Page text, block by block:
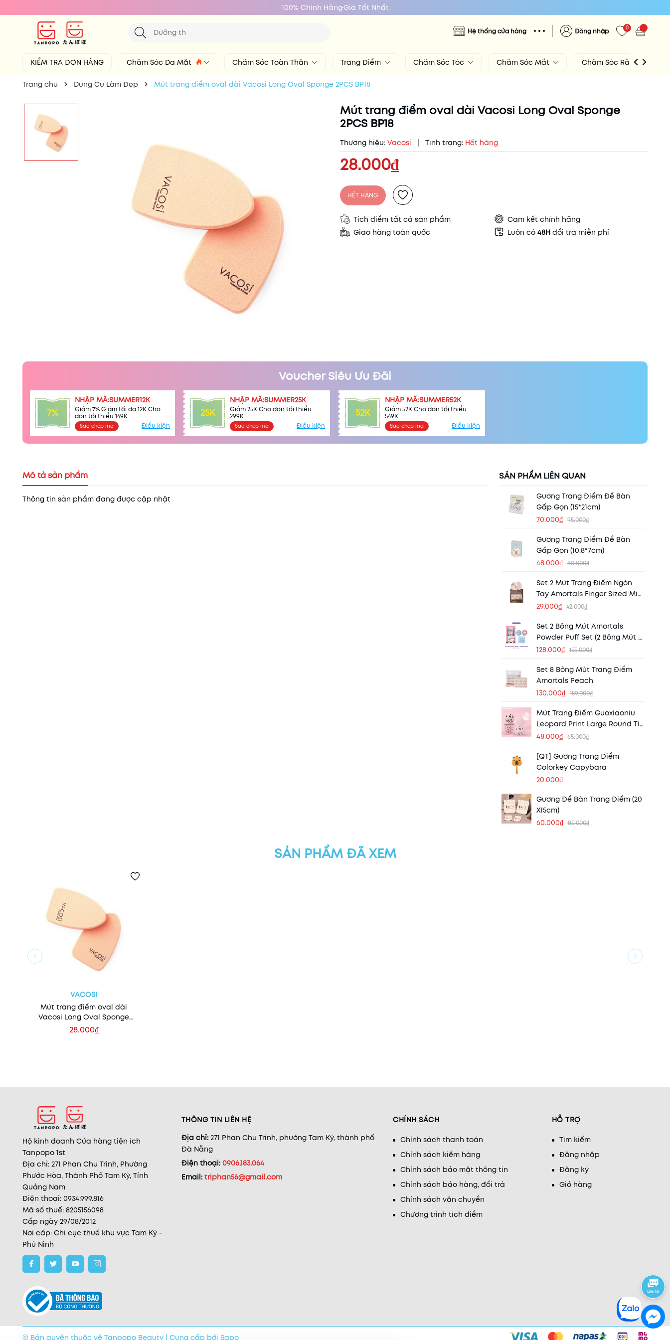
100% Chính HãngGiá Tốt Nhất
Hệ thống cửa hàng Đăng nhập 0
KIỂM TRA ĐƠN HÀNG Chăm Sóc Da Mặt Chăm Sóc Toàn Thân Trang Điểm Chăm Sóc Tóc Chăm Sóc Mắt Chăm Sóc Răng Miệng
Trang chủ Dụng Cụ Làm Đẹp Mút trang điểm oval dài Vacosi Long Oval Sponge 2PCS BP18
Mút trang điểm oval dài Vacosi Long Oval Sponge
2PCS BP18
Thương hiệu: Vacosi Tình trạng: Hết hàng
28.000₫
HẾT HÀNG
Tích điểm tất cả sản phẩm
Cam kết chính hãng
Giao hàng toàn quốc
Luôn có 48H đổi trả miễn phí
Voucher Siêu Ưu Đãi
7%
NHẬP MÃ:SUMMER12K
Giảm 7% Giảm tối đa 12K Cho
đơn tối thiểu 149K
Sao chép mã Điều kiện
25K
NHẬP MÃ:SUMMER25K
Giảm 25K Cho đơn tối thiểu
299K
Sao chép mã Điều kiện
52K
NHẬP MÃ:SUMMER52K
Giảm 52K Cho đơn tối thiểu
549K
Sao chép mã Điều kiện
Điều kiện:
Mô tả sản phẩm
Thông tin sản phẩm đang được cập nhật
SẢN PHẨM LIÊN QUAN
Gương Trang Điểm Để Bàn
Gấp Gọn (15*21cm)
70.000₫ 95.000₫
Gương Trang Điểm Để Bàn
Gấp Gọn (10.8*7cm)
48.000₫ 80.000₫
Set 2 Mút Trang Điểm Ngón
Tay Amortals Finger Sized Mini
Puff Concealer Puff
29.000₫ 42.000₫
Set 2 Bông Mút Amortals
Powder Puff Set (2 Bông Mút +
Hộp Đựng)
128.000₫ 155.000₫
Set 8 Bông Mút Trang Điểm
Amortals Peach
130.000₫ 159.000₫
Mút Trang Điểm Guoxiaoniu
Leopard Print Large Round Tip
Powder Puff
48.000₫ 65.000₫
[QT] Gương Trang Điểm
Colorkey Capybara
20.000₫
Gương Để Bàn Trang Điểm (20
X15cm)
60.000₫ 85.000₫
SẢN PHẨM ĐÃ XEM
VACOSI
Mút trang điểm oval dài
Vacosi Long Oval Sponge
2PCS BP18
28.000₫
Hộ kinh doanh Cửa hàng tiện ích
Tanpopo 1st
Địa chỉ: 271 Phan Chu Trinh, Phường
Phước Hòa, Thành Phố Tam Kỳ, Tỉnh
Quảng Nam
Điện thoại: 0934.999.816
Mã số thuế: 8205156098
Cấp ngày 29/08/2012
Nơi cấp: Chi cục thuế khu vực Tam Kỳ -
Phú Ninh
THÔNG TIN LIÊN HỆ
Địa chỉ: 271 Phan Chu Trinh, phường Tam Kỳ, thành phố
Đà Nẵng
Điện thoại: 0906.183.064
Email: triphan56@gmail.com
CHÍNH SÁCH
Chính sách thanh toán
Chính sách kiểm hàng
Chính sách bảo mật thông tin
Chính sách bảo hàng, đổi trả
Chính sách vận chuyển
Chương trình tích điểm
HỖ TRỢ
Tìm kiếm
Đăng nhập
Đăng ký
Giỏ hàng
© Bản quyền thuộc về Tanpopo Beauty Cung cấp bởi Sapo
Đã đặt Combo 2 Tẩy Tế Bào Chết Cà
Phê Đắk Lắk Cocoon Body Polish 200ml